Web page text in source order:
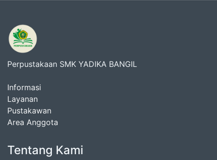
Perpustakaan SMK YADIKA BANGIL
Informasi
Layanan
Pustakawan
Area Anggota
Tentang Kami